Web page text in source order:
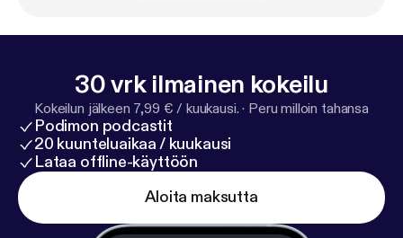
30 vrk ilmainen kokeilu
Kokeilun jälkeen 7,99 € / kuukausi. · Peru milloin tahansa
Podimon podcastit
20 kuunteluaikaa / kuukausi
Lataa offline-käyttöön
Aloita maksutta